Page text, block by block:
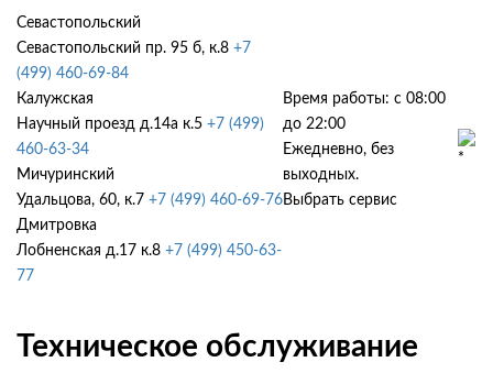
Севастопольский
Севастопольский пр. 95 б, к.8 +7
(499) 460-69-84
Калужская
Научный проезд д.14а к.5 +7 (499)
460-63-34
Мичуринский
Удальцова, 60, к.7 +7 (499) 460-69-76
Дмитровка
Лобненская д.17 к.8 +7 (499) 450-63-
77
Время работы: с 08:00
до 22:00
Ежедневно, без
выходных.
Выбрать сервис
Техническое обслуживание